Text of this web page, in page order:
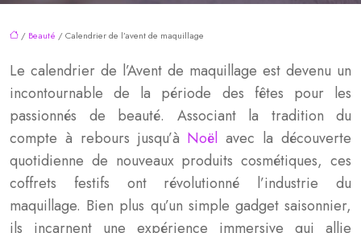
/ Beauté / Calendrier de l’avent de maquillage
Le calendrier de l’Avent de maquillage est devenu un
incontournable de la période des fêtes pour les
passionnés de beauté. Associant la tradition du
compte à rebours jusqu’à Noëlavec la découverte
quotidienne de nouveaux produits cosmétiques, ces
coffrets festifs ont révolutionné l’industrie du
maquillage. Bien plus qu’un simple gadget saisonnier,
ils incarnent une expérience immersive qui allie